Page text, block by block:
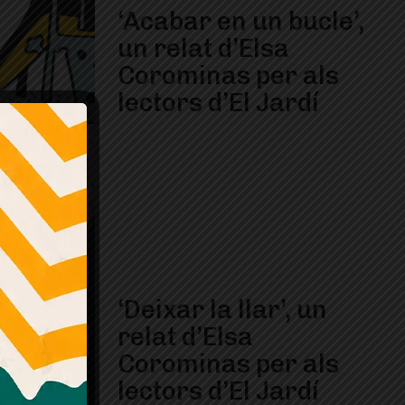
‘Acabar en un bucle’,
un relat d’Elsa
Corominas per als
lectors d’El Jardí
‘Deixar la llar’, un
relat d’Elsa
Corominas per als
lectors d’El Jardí